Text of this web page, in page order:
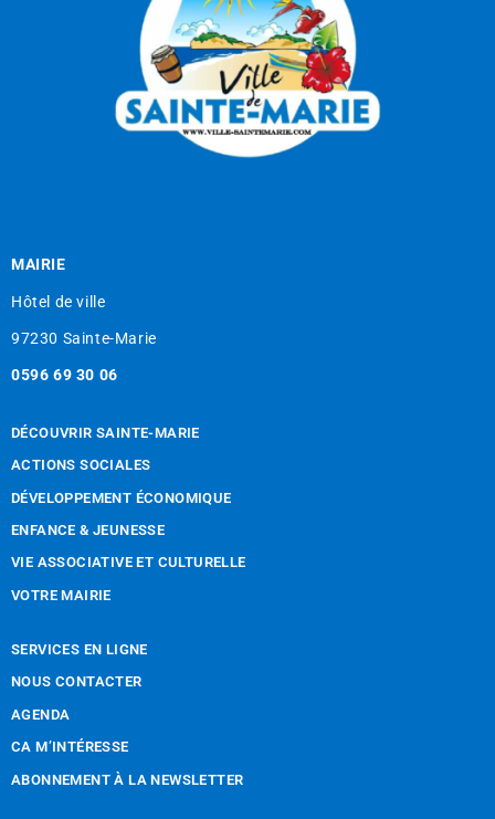
MAIRIE
Hôtel de ville
97230 Sainte-Marie
0596 69 30 06
DÉCOUVRIR SAINTE-MARIE
ACTIONS SOCIALES
DÉVELOPPEMENT ÉCONOMIQUE
ENFANCE & JEUNESSE
VIE ASSOCIATIVE ET CULTURELLE
VOTRE MAIRIE
SERVICES EN LIGNE
NOUS CONTACTER
AGENDA
CA M’INTÉRESSE
ABONNEMENT À LA NEWSLETTER